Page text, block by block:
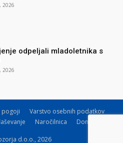
2026
odpeljali mladoletnika s
2026
pogoji
Varstvo osebnih podatkov
Naročilnica Donacije
d.o.o., 2026